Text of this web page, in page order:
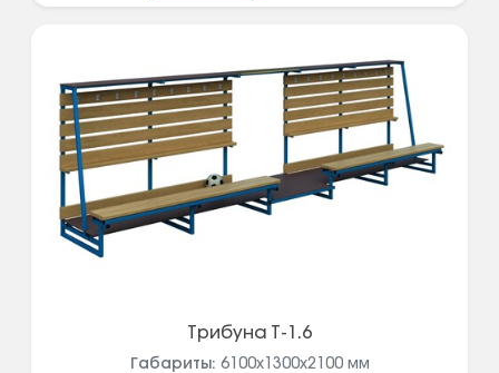
Трибуна Т-1.6
Габариты: 6100х1300х2100 мм